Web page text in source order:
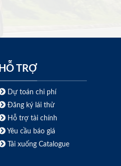
HỖ TRỢ
Dự toán chi phí
Đăng ký lái thử
Hỗ trợ tài chính
Yêu cầu báo giá
Tải xuống Catalogue